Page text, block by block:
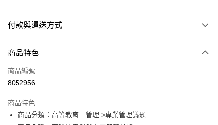
付款與運送方式
信用卡一次付款
超商取貨付款
Google Pay
商品特色
商品編號
8052956
商品特色
商品分類：高等教育－管理 >專業管理議題